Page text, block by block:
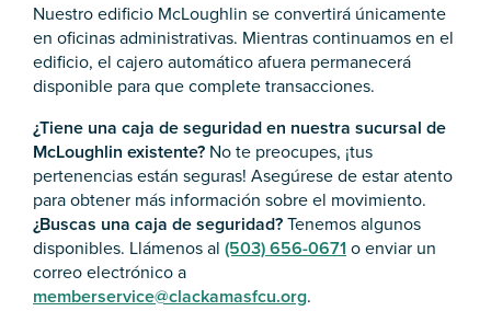
Nuestro edificio McLoughlin se convertirá únicamente
en oficinas administrativas. Mientras continuamos en el
edificio, el cajero automático afuera permanecerá
disponible para que complete transacciones.
¿Tiene una caja de seguridad en nuestra sucursal de
McLoughlin existente? No te preocupes, ¡tus
pertenencias están seguras! Asegúrese de estar atento
para obtener más información sobre el movimiento.
¿Buscas una caja de seguridad?Tenemos algunos
disponibles. Llámenos al (503) 656-0671 o enviar un
correo electrónico a
memberservice@clackamasfcu.org.